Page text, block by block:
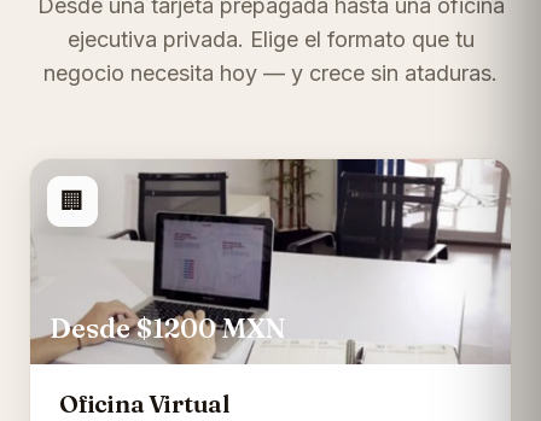
Desde una tarjeta prepagada hasta una oficina
ejecutiva privada. Elige el formato que tu
negocio necesita hoy — y crece sin ataduras.
🏢
Desde $1200MXN
Oficina Virtual